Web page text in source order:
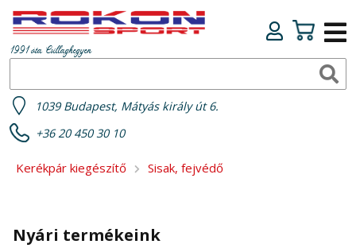
1991 óta Csillaghegyen
1039 Budapest, Mátyás király út 6.
+36 20 450 30 10
Kerékpár kiegészítő Sisak, fejvédő
Nyári termékeink